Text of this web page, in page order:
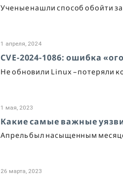
Ученые нашли способ обойти
1 апреля, 2024
CVE-2024-1086: ошибка
Не обновили Linux – потеряли
1 мая, 2023
Какие самые важные
Апрель был насыщенным
26 марта, 2023